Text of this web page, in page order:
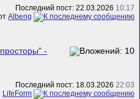
Последний пост: 22.03.2026 10:17
Albeng
-
Последний пост: 18.03.2026 22:03
LifeForm